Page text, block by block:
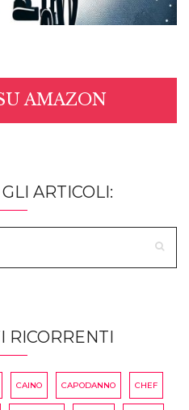
AMAZON
ARTICOLI:
RICORRENTI
CAINO CAPODANNO CHEF